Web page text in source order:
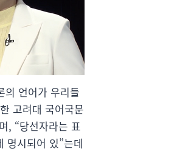
언어가 우리들
고려대 국어국문
, “당선자라는 표
명시되어 있”는데